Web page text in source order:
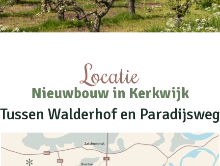
Locatie
Nieuwbouw in Kerkwijk
Tussen Walderhof en Paradijsweg